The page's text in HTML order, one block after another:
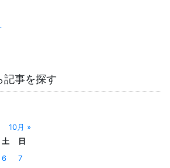
記事を探す
10月 »
土
日
6
7